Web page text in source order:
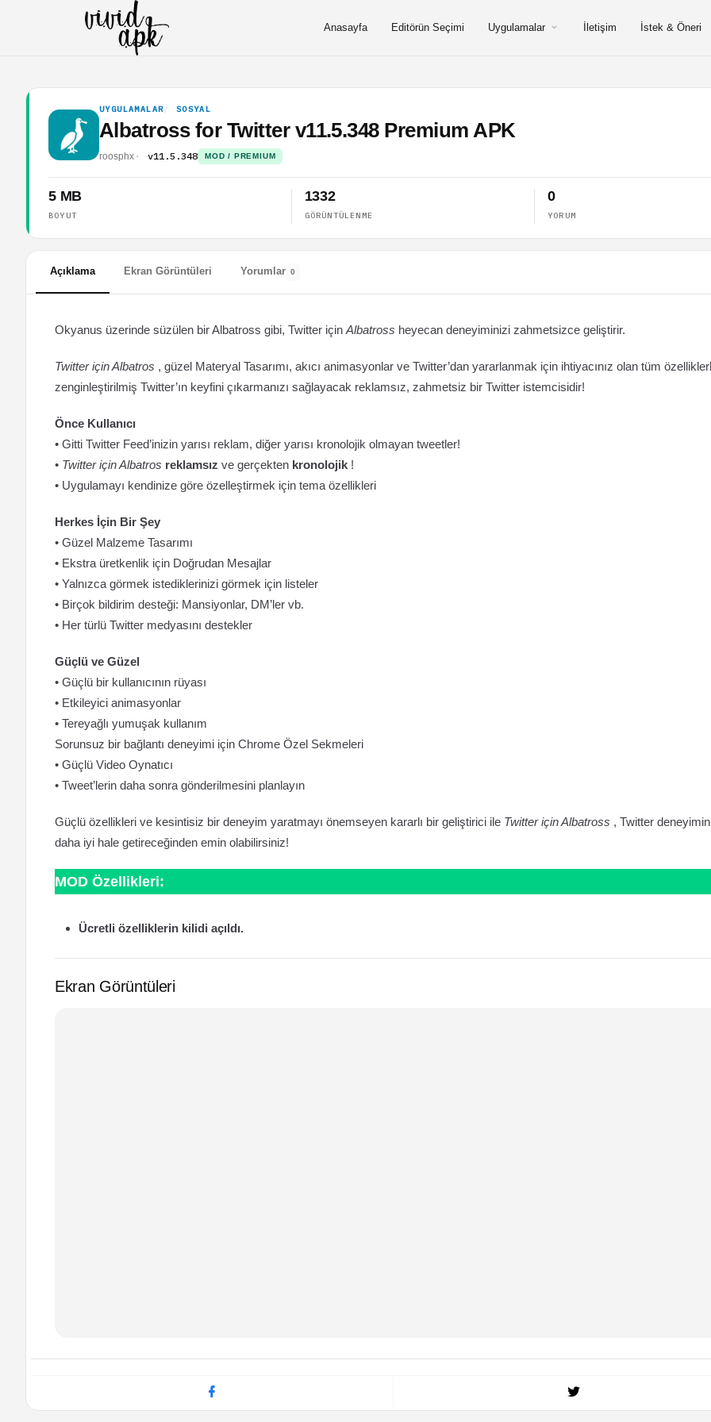
Anasayfa Editörün Seçimi Uygulamalar İletişim İstek & Öneri
UYGULAMALAR SOSYAL
Albatross for Twitter v11.5.348 Premium APK
roosphx v11.5.348 MOD / PREMIUM
5 MB
BOYUT
1332
GÖRÜNTÜLENME
0
YORUM
Açıklama Ekran Görüntüleri Yorumlar 0
Okyanus üzerinde süzülen bir Albatross gibi, Twitter için Albatross heyecan deneyiminizi zahmetsizce geliştirir.
Twitter için Albatros , güzel Materyal Tasarımı, akıcı animasyonlar ve Twitter’dan yararlanmak için ihtiyacınız olan tüm
zenginleştirilmiş Twitter’ın keyfini çıkarmanızı sağlayacak reklamsız, zahmetsiz bir Twitter istemcisidir!
Önce Kullanıcı
• Gitti Twitter Feed’inizin yarısı reklam, diğer yarısı kronolojik olmayan tweetler!
• Twitter için Albatros reklamsız ve gerçekten kronolojik !
• Uygulamayı kendinize göre özelleştirmek için tema özellikleri
Herkes İçin Bir Şey
• Güzel Malzeme Tasarımı
• Ekstra üretkenlik için Doğrudan Mesajlar
• Yalnızca görmek istediklerinizi görmek için listeler
• Birçok bildirim desteği: Mansiyonlar, DM’ler vb.
• Her türlü Twitter medyasını destekler
Güçlü ve Güzel
• Güçlü bir kullanıcının rüyası
• Etkileyici animasyonlar
• Tereyağlı yumuşak kullanım
Sorunsuz bir bağlantı deneyimi için Chrome Özel Sekmeleri
• Güçlü Video Oynatıcı
• Tweet’lerin daha sonra gönderilmesini planlayın
Güçlü özellikleri ve kesintisiz bir deneyim yaratmayı önemseyen kararlı bir geliştirici ile Twitter için Albatross , Twitter
daha iyi hale getireceğinden emin olabilirsiniz!
MOD Özellikleri:
Ücretli özelliklerin kilidi açıldı.
Ekran Görüntüleri